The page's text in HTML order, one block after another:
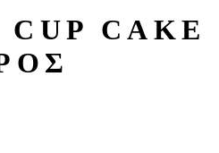
CAKE